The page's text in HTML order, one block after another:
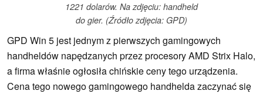
1221 dolarów. Na zdjęciu: handheld
do gier. (Źródło zdjęcia: GPD)
GPD Win 5 jest jednym z pierwszych gamingowych
handheldów napędzanych przez procesory AMD Strix Halo,
a firma właśnie ogłosiła chińskie ceny tego urządzenia.
Cena tego nowego gamingowego handhelda zaczynać się